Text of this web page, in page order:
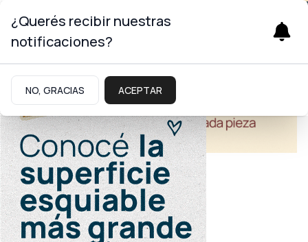
¿Querés recibir nuestras
notificaciones?
NO, GRACIAS ACEPTAR